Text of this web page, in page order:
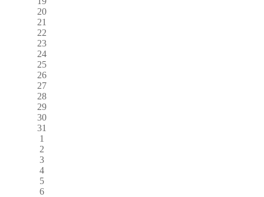
20
21
22
23
24
25
26
27
28
29
30
31
1
2
3
4
5
6